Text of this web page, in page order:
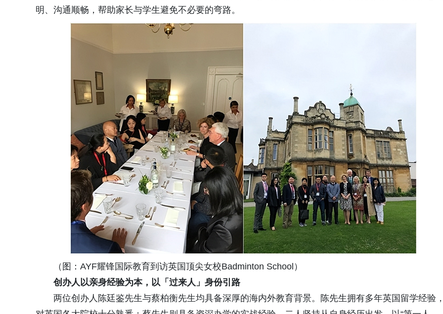
明、沟通顺畅，帮助家长与学生避免不必要的弯路。
（图：AYF耀锋国际教育到访英国顶尖女校Badminton School）
创办人以亲身经验为本，以「过来人」身份引路
两位创办人陈廷鉴先生与蔡柏衡先生均具备深厚的海内外教育背景。陈先生拥有多年英国留学经验，